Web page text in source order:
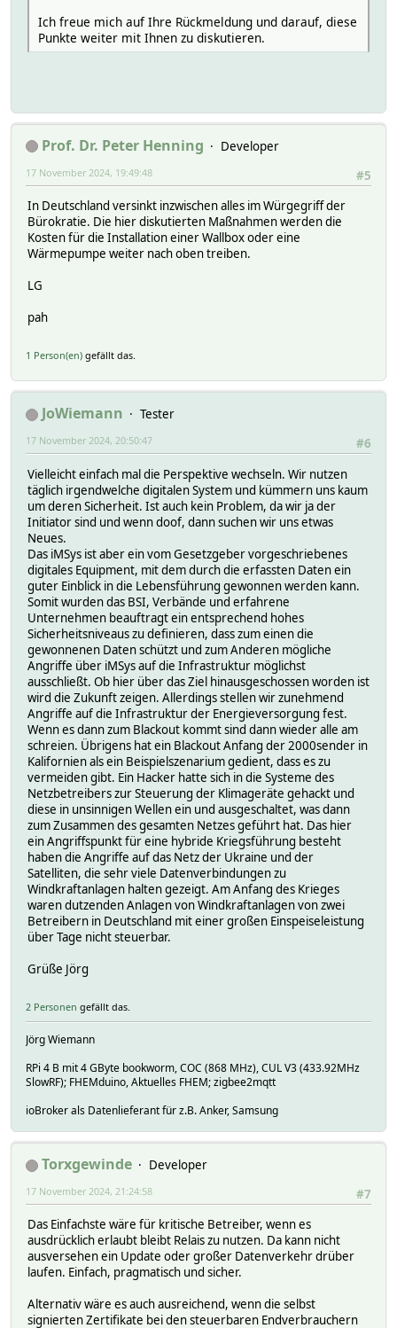
Ich freue mich auf Ihre Rückmeldung und darauf, diese
Punkte weiter mit Ihnen zu diskutieren.
Prof. Dr. Peter Henning
Developer
#5
17 November 2024, 19:49:48
In Deutschland versinkt inzwischen alles im Würgegriff der
Bürokratie. Die hier diskutierten Maßnahmen werden die
Kosten für die Installation einer Wallbox oder eine
Wärmepumpe weiter nach oben treiben.
LG
pah
1 Person(en) gefällt das.
JoWiemann
Tester
#6
17 November 2024, 20:50:47
Vielleicht einfach mal die Perspektive wechseln. Wir nutzen
täglich irgendwelche digitalen System und kümmern uns kaum
um deren Sicherheit. Ist auch kein Problem, da wir ja der
Initiator sind und wenn doof, dann suchen wir uns etwas
Neues.
Das iMSys ist aber ein vom Gesetzgeber vorgeschriebenes
digitales Equipment, mit dem durch die erfassten Daten ein
guter Einblick in die Lebensführung gewonnen werden kann.
Somit wurden das BSI, Verbände und erfahrene
Unternehmen beauftragt ein entsprechend hohes
Sicherheitsniveaus zu definieren, dass zum einen die
gewonnenen Daten schützt und zum Anderen mögliche
Angriffe über iMSys auf die Infrastruktur möglichst
ausschließt. Ob hier über das Ziel hinausgeschossen worden ist
wird die Zukunft zeigen. Allerdings stellen wir zunehmend
Angriffe auf die Infrastruktur der Energieversorgung fest.
Wenn es dann zum Blackout kommt sind dann wieder alle am
schreien. Übrigens hat ein Blackout Anfang der 2000sender in
Kalifornien als ein Beispielszenarium gedient, dass es zu
vermeiden gibt. Ein Hacker hatte sich in die Systeme des
Netzbetreibers zur Steuerung der Klimageräte gehackt und
diese in unsinnigen Wellen ein und ausgeschaltet, was dann
zum Zusammen des gesamten Netzes geführt hat. Das hier
ein Angriffspunkt für eine hybride Kriegsführung besteht
haben die Angriffe auf das Netz der Ukraine und der
Satelliten, die sehr viele Datenverbindungen zu
Windkraftanlagen halten gezeigt. Am Anfang des Krieges
waren dutzenden Anlagen von Windkraftanlagen von zwei
Betreibern in Deutschland mit einer großen Einspeiseleistung
über Tage nicht steuerbar.
Grüße Jörg
2 Personen gefällt das.
Jörg Wiemann
RPi 4 B mit 4 GByte bookworm, COC (868 MHz), CUL V3 (433.92MHz
SlowRF); FHEMduino, Aktuelles FHEM; zigbee2mqtt
ioBroker als Datenlieferant für z.B. Anker, Samsung
Torxgewinde
Developer
#7
17 November 2024, 21:24:58
Das Einfachste wäre für kritische Betreiber, wenn es
ausdrücklich erlaubt bleibt Relais zu nutzen. Da kann nicht
ausversehen ein Update oder großer Datenverkehr drüber
laufen. Einfach, pragmatisch und sicher.
Alternativ wäre es auch ausreichend, wenn die selbst
signierten Zertifikate bei den steuerbaren Endverbrauchern